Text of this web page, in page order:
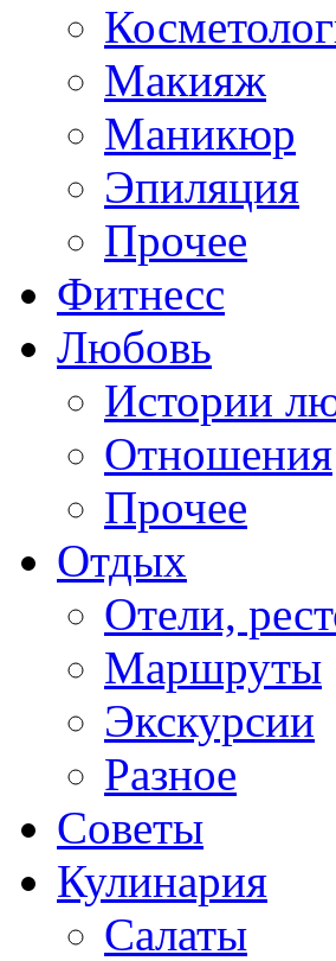
Макияж
Маникюр
Эпиляция
Прочее
Фитнесс
Любовь
Истории
Отношения
Прочее
Отдых
Отели,
Маршруты
Экскурсии
Разное
Советы
Кулинария
Салаты